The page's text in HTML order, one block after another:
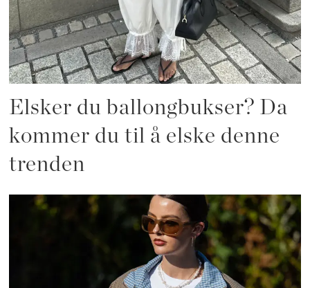
Elsker du ballongbukser? Da
kommer du til å elske denne
trenden